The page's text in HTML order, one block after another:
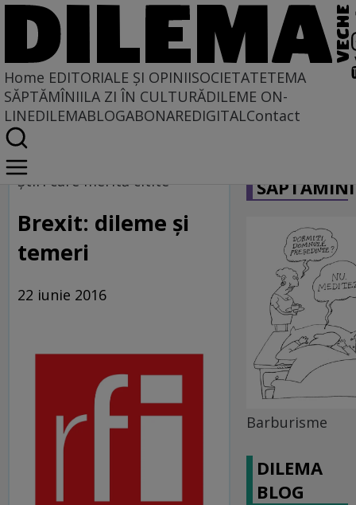
Home EDITORIALE ȘI OPINIISOCIETATETEMA
SĂPTĂMÎNIILA ZI ÎN CULTURĂDILEME ON-
LINEDILEMABLOGABONAREDIGITALContact
Home
Dilematix
Știrile RFI
Ştiri care merită citite
Brexit: dileme şi
temeri
22 iunie 2016
Barburisme
DILEMA
BLOG